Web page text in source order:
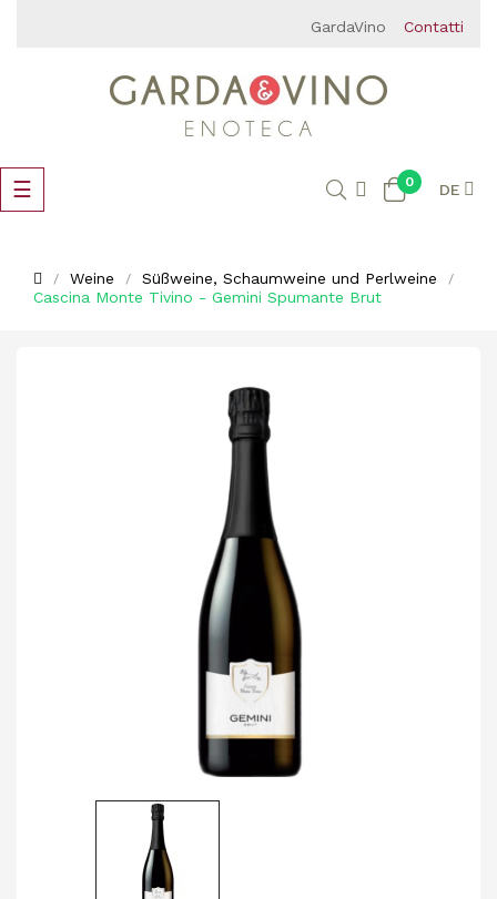
GardaVino Contatti
Umschalten
der
☰ 0 DE
Weine
Süßweine, Schaumweine und Perlweine
Cascina Monte Tivino - Gemini Spumante Brut